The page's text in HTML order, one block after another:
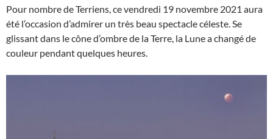
Pour nombre de Terriens, ce vendredi 19 novembre 2021 aura
été l’occasion d’admirer un très beau spectacle céleste. Se
glissant dans le cône d’ombre de la Terre, la Lune a changé de
couleur pendant quelques heures.